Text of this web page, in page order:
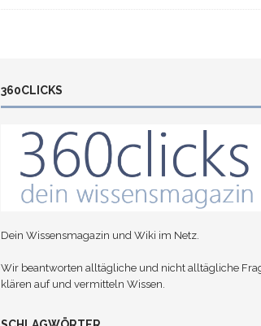
360CLICKS
Dein Wissensmagazin und Wiki im Netz.
Wir beantworten alltägliche und nicht alltägliche
klären auf und vermitteln Wissen.